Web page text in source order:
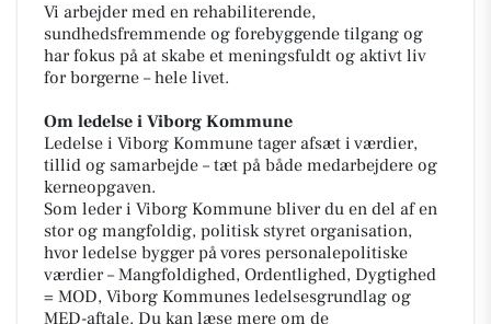
Vi arbejder med en rehabiliterende,
sundhedsfremmende og forebyggende tilgang og
har fokus på at skabe et meningsfuldt og aktivt liv
for borgerne – hele livet.
Om ledelse i Viborg Kommune
Ledelse i Viborg Kommune tager afsæt i værdier,
tillid og samarbejde – tæt på både medarbejdere og
kerneopgaven.
Som leder i Viborg Kommune bliver du en del af en
stor og mangfoldig, politisk styret organisation,
hvor ledelse bygger på vores personalepolitiske
værdier – Mangfoldighed, Ordentlighed, Dygtighed
= MOD, Viborg Kommunes ledelsesgrundlag og
MED-aftale. Du kan læse mere om de